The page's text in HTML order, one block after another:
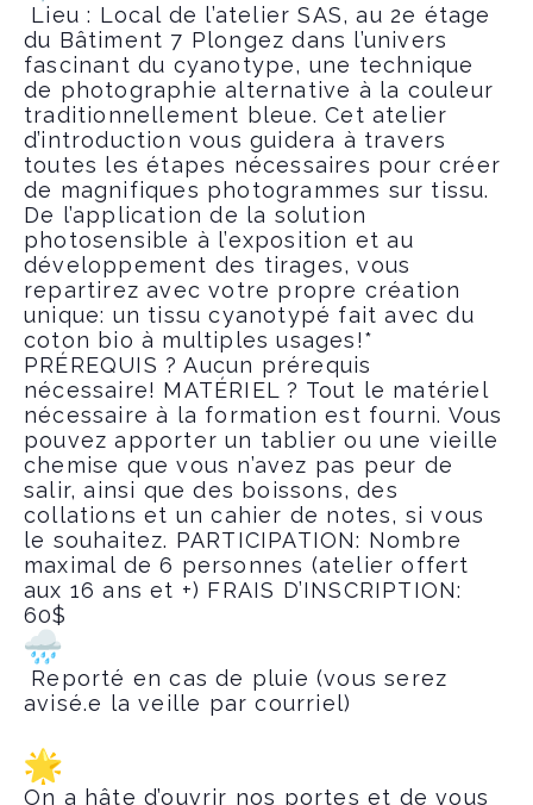
Lieu : Local de l’atelier SAS, au 2e étage
du Bâtiment 7 Plongez dans l’univers
fascinant du cyanotype, une technique
de photographie alternative à la couleur
traditionnellement bleue. Cet atelier
d’introduction vous guidera à travers
toutes les étapes nécessaires pour créer
de magnifiques photogrammes sur tissu.
De l’application de la solution
photosensible à l’exposition et au
développement des tirages, vous
repartirez avec votre propre création
unique: un tissu cyanotypé fait avec du
coton bio à multiples usages!*
PRÉREQUIS ? Aucun prérequis
nécessaire! MATÉRIEL ? Tout le matériel
nécessaire à la formation est fourni. Vous
pouvez apporter un tablier ou une vieille
chemise que vous n’avez pas peur de
salir, ainsi que des boissons, des
collations et un cahier de notes, si vous
le souhaitez. PARTICIPATION: Nombre
maximal de 6 personnes (atelier offert
aux 16 ans et +) FRAIS D’INSCRIPTION:
60$
Reporté en cas de pluie (vous serez
avisé.e la veille par courriel)
On a hâte d’ouvrir nos portes et de vous